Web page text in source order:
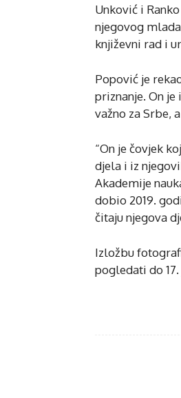
Unković i
njegovog
književni rad i
Popović je
priznanje. On
važno za Srbe,
“On je čovjek
djela i iz
Akademije
dobio 2019.
čitaju njegova
Izložbu
pogledati do